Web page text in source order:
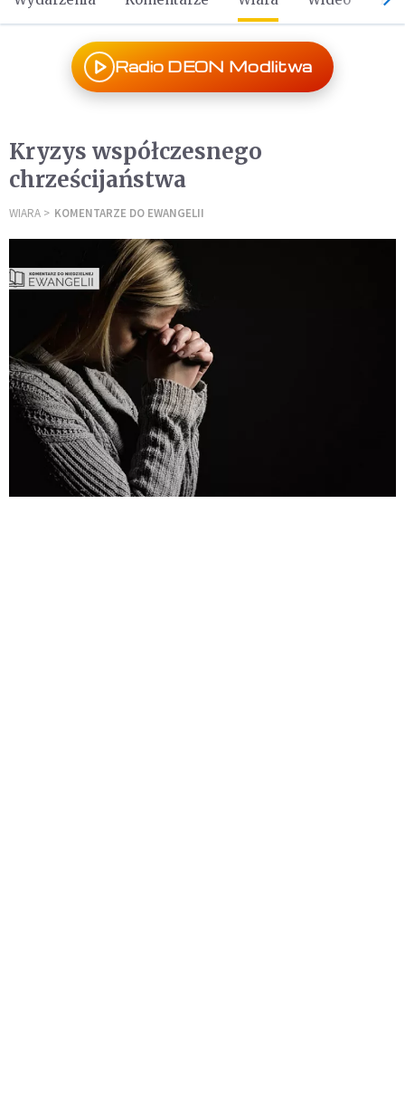
Radio DEON Modlitwa
Kryzys współczesnego
chrześcijaństwa
WIARA KOMENTARZE DO EWANGELII